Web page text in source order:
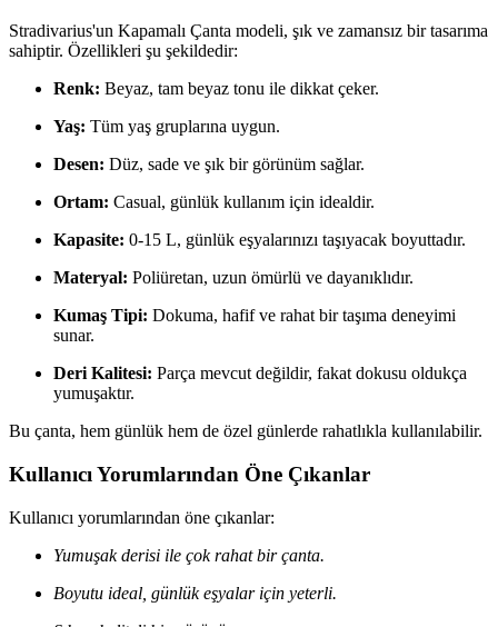
Stradivarius'un Kapamalı Çanta modeli, şık ve zamansız bir tasarıma
sahiptir. Özellikleri şu şekildedir:
Renk: Beyaz, tam beyaz tonu ile dikkat çeker.
Yaş: Tüm yaş gruplarına uygun.
Desen: Düz, sade ve şık bir görünüm sağlar.
Ortam: Casual, günlük kullanım için idealdir.
Kapasite: 0-15 L, günlük eşyalarınızı taşıyacak boyuttadır.
Materyal: Poliüretan, uzun ömürlü ve dayanıklıdır.
Kumaş Tipi: Dokuma, hafif ve rahat bir taşıma deneyimi
sunar.
Deri Kalitesi: Parça mevcut değildir, fakat dokusu oldukça
yumuşaktır.
Bu çanta, hem günlük hem de özel günlerde rahatlıkla kullanılabilir.
Kullanıcı Yorumlarından Öne Çıkanlar
Kullanıcı yorumlarından öne çıkanlar:
Yumuşak derisi ile çok rahat bir çanta.
Boyutu ideal, günlük eşyalar için yeterli.